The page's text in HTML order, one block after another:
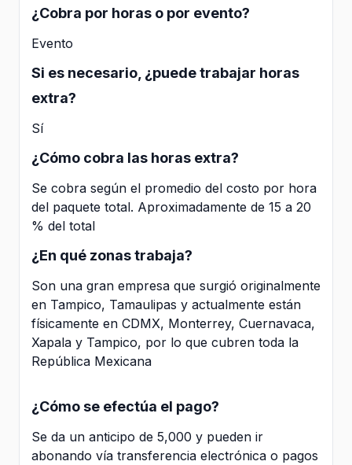
¿Cobra por horas o por evento?
Evento
Si es necesario, ¿puede trabajar horas
extra?
Sí
¿Cómo cobra las horas extra?
Se cobra según el promedio del costo por hora
del paquete total. Aproximadamente de 15 a 20
% del total
¿En qué zonas trabaja?
Son una gran empresa que surgió originalmente
en Tampico, Tamaulipas y actualmente están
físicamente en CDMX, Monterrey, Cuernavaca,
Xapala y Tampico, por lo que cubren toda la
República Mexicana
¿Cómo se efectúa el pago?
Se da un anticipo de 5,000 y pueden ir
abonando vía transferencia electrónica o pagos